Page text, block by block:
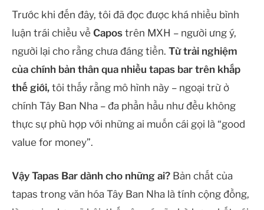
Trước khi đến đây, tôi đã đọc được khá nhiều bình
luận trái chiều về Capos trên MXH – người ưng ý,
người lại cho rằng chưa đáng tiền. Từ trải nghiệm
của chính bản thân qua nhiều tapas bar trên khắp
thế giới, tôi thấy rằng mô hình này – ngoại trừ ở
chính Tây Ban Nha – đa phần hầu như đều không
thực sự phù hợp với những ai muốn cái gọi là “good
value for money”.
Vậy Tapas Bar dành cho những ai? Bản chất của
tapas trong văn hóa Tây Ban Nha là tính cộng đồng,